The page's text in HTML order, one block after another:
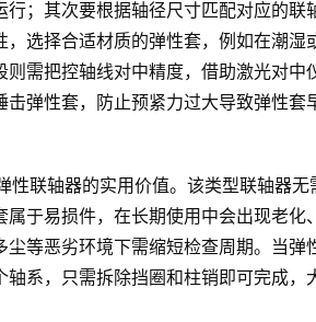
；其次要根据轴径尺寸匹配对应的
选择合适材质的弹性套，例如在潮湿
则需把控轴线对中精度，借助激光对
击弹性套，防止预紧力过大导致弹性
性联轴器的实用价值。该类型联轴器
于易损件，在长期使用中会出现老
尘等恶劣环境下需缩短检查周期。当
轴系，只需拆除挡圈和柱销即可完成